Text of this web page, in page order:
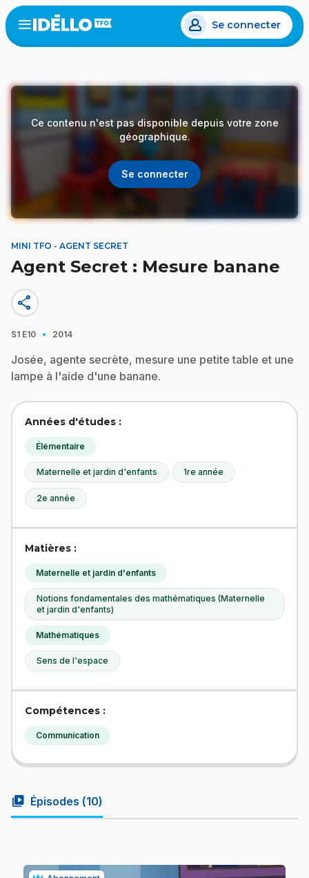
Aller
au
contenu
Open
menu
Se connecter
Ce contenu n'est pas disponible depuis votre zone
géographique.
Se connecter
MINI TFO - AGENT SECRET
Agent Secret : Mesure banane
share
S1 E10 · 2014
Josée, agente secrète, mesure une petite table et une
lampe à l'aide d'une banane.
Années d'études :
Élémentaire
Maternelle et jardin d'enfants 1re année
2e année
Matières :
Maternelle et jardin d'enfants
Notions fondamentales des mathématiques (Maternelle
et jardin d'enfants)
Mathématiques
Sens de l'espace
Compétences :
Communication
video_library Épisodes (10)